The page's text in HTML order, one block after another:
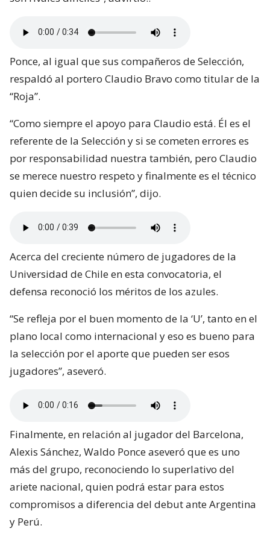
Ponce, al igual que sus compañeros de Selección,
respaldó al portero Claudio Bravo como titular de la
“Roja”.
“Como siempre el apoyo para Claudio está. Él es el
referente de la Selección y si se cometen errores es
por responsabilidad nuestra también, pero Claudio
se merece nuestro respeto y finalmente es el técnico
quien decide su inclusión”, dijo.
Acerca del creciente número de jugadores de la
Universidad de Chile en esta convocatoria, el
defensa reconoció los méritos de los azules.
“Se refleja por el buen momento de la ‘U’, tanto en el
plano local como internacional y eso es bueno para
la selección por el aporte que pueden ser esos
jugadores”, aseveró.
Finalmente, en relación al jugador del Barcelona,
Alexis Sánchez, Waldo Ponce aseveró que es uno
más del grupo, reconociendo lo superlativo del
ariete nacional, quien podrá estar para estos
compromisos a diferencia del debut ante Argentina
y Perú.